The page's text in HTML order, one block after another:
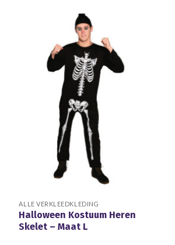
ALLE VERKLEEDKLEDING
Halloween Kostuum Heren
Skelet – Maat L